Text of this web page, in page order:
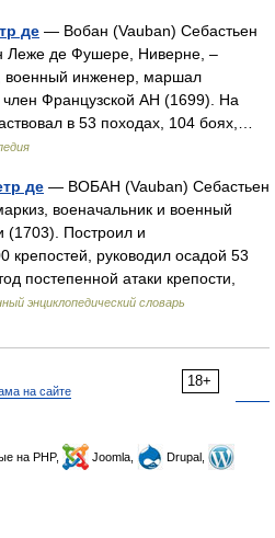
де — Вобан (Vauban) Себастьен
Леже де Фушере, Ниверне, ‒
военный инженер, маршал
Французской АН (1699). На
в 53 походах, 104 боях,…
де — ВОБАН (Vauban) Себастьен
военачальник и военный
Построил и
крепостей, руководил осадой 53
постепенной атаки крепости,
энциклопедический словарь
18+
на сайте
на PHP, Joomla,
Drupal,